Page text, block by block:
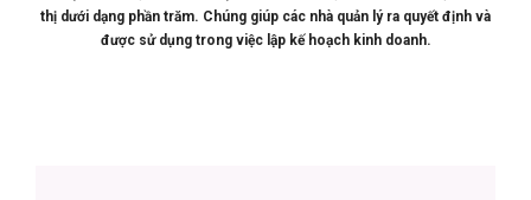
thị dưới dạng phần trăm. Chúng giúp các nhà quản lý ra quyết định và
được sử dụng trong việc lập kế hoạch kinh doanh.